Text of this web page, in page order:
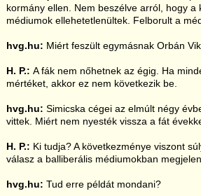
kormány ellen. Nem beszélve arról, hogy a
médiumok ellehetetlenültek. Felborult a
hvg.hu: Miért feszült egymásnak Orbán
H. P.: A fák nem nőhetnek az égig. Ha
mértéket, akkor ez nem következik be.
hvg.hu: Simicska cégei az elmúlt négy
vittek. Miért nem nyesték vissza a fát
H. P.: Ki tudja? A következménye viszont
válasz a balliberális médiumokban
hvg.hu: Tud erre példát mondani?